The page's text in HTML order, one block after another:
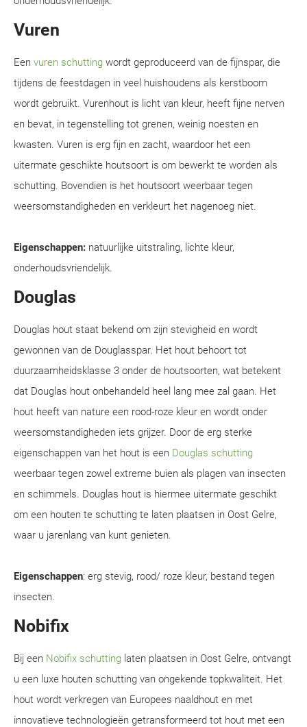
Vuren
Een vuren schutting wordt geproduceerd van de fijnspar, die
tijdens de feestdagen in veel huishoudens als kerstboom
wordt gebruikt. Vurenhout is licht van kleur, heeft fijne nerven
en bevat, in tegenstelling tot grenen, weinig noesten en
kwasten. Vuren is erg fijn en zacht, waardoor het een
uitermate geschikte houtsoort is om bewerkt te worden als
schutting. Bovendien is het houtsoort weerbaar tegen
weersomstandigheden en verkleurt het nagenoeg niet.
Eigenschappen: natuurlijke uitstraling, lichte kleur,
onderhoudsvriendelijk.
Douglas
Douglas hout staat bekend om zijn stevigheid en wordt
gewonnen van de Douglasspar. Het hout behoort tot
duurzaamheidsklasse 3 onder de houtsoorten, wat betekent
dat Douglas hout onbehandeld heel lang mee zal gaan. Het
hout heeft van nature een rood-roze kleur en wordt onder
weersomstandigheden iets grijzer. Door de erg sterke
eigenschappen van het hout is een Douglas schutting
weerbaar tegen zowel extreme buien als plagen van insecten
en schimmels. Douglas hout is hiermee uitermate geschikt
om een houten te schutting te laten plaatsen in Oost Gelre,
waar u jarenlang van kunt genieten.
Eigenschappen: erg stevig, rood/ roze kleur, bestand tegen
insecten.
Nobifix
Bij een Nobifix schutting laten plaatsen in Oost Gelre, ontvangt
u een luxe houten schutting van ongekende topkwaliteit. Het
hout wordt verkregen van Europees naaldhout en met
innovatieve technologieën getransformeerd tot hout met een